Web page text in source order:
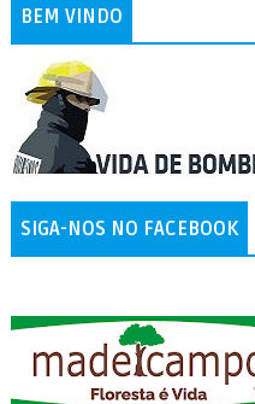
BEM VINDO
SIGA-NOS NO FACEBOOK